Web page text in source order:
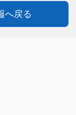
へ戻る